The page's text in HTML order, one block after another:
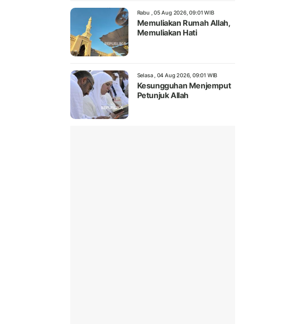
Rabu , 05 Aug 2026, 09:01 WIB
Memuliakan Rumah Allah,
Memuliakan Hati
Selasa , 04 Aug 2026, 09:01 WIB
Kesungguhan Menjemput
Petunjuk Allah